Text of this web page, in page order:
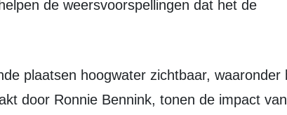
de weersvoorspellingen dat het de
door Ronnie Bennink, tonen de impact van